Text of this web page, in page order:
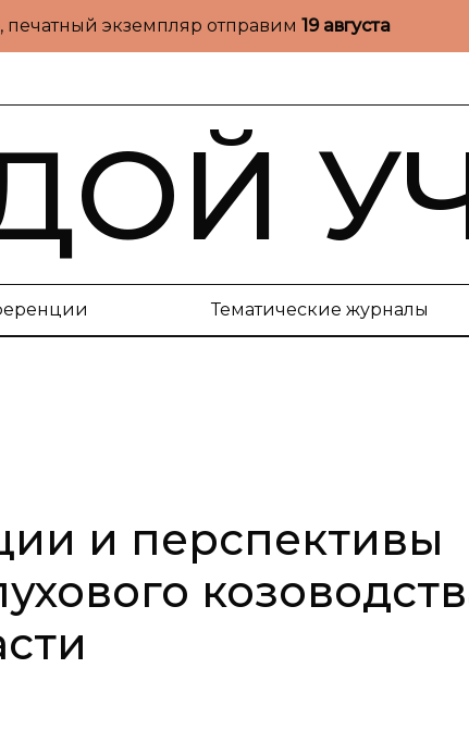
, печатный экземпляр отправим 19 августа
Тематические журналы
и перспективы